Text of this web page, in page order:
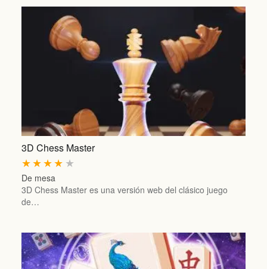
3D Chess Master
★
★
★
★
★
De mesa
3D Chess Master es una versión web del clásico juego
de…